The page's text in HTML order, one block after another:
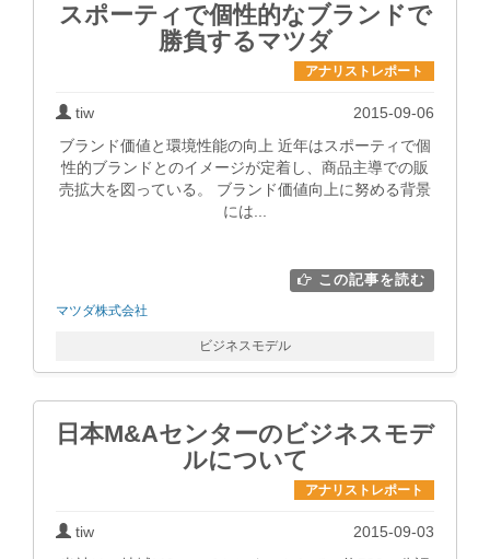
スポーティで個性的なブランドで
勝負するマツダ
アナリストレポート
tiw
2015-09-06
ブランド価値と環境性能の向上 近年はスポーティで個
性的ブランドとのイメージが定着し、商品主導での販
売拡大を図っている。 ブランド価値向上に努める背景
には...
この記事を読む
マツダ株式会社
ビジネスモデル
日本M&Aセンターのビジネスモデ
ルについて
アナリストレポート
tiw
2015-09-03